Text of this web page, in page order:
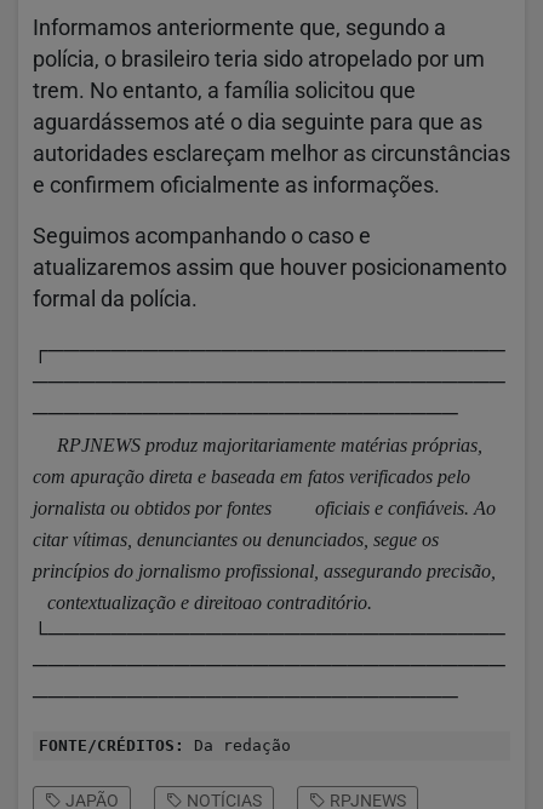
Informamos anteriormente que, segundo a
polícia, o brasileiro teria sido atropelado por um
trem. No entanto, a família solicitou que
aguardássemos até o dia seguinte para que as
autoridades esclareçam melhor as circunstâncias
e confirmem oficialmente as informações.
Seguimos acompanhando o caso e
atualizaremos assim que houver posicionamento
formal da polícia.
┌─────────────────────────────
──────────────────────────────
───────────────────────────
RPJNEWS produz majoritariamente matérias próprias,
com apuração direta e baseada em fatos verificados pelo
jornalista ou obtidos por fontes oficiais e confiáveis. Ao
citar vítimas, denunciantes ou denunciados, segue os
princípios do jornalismo profissional, assegurando precisão,
contextualização e direitoao contraditório.
└─────────────────────────────
──────────────────────────────
───────────────────────────
FONTE/CRÉDITOS: Da redação
JAPÃO NOTÍCIAS RPJNEWS